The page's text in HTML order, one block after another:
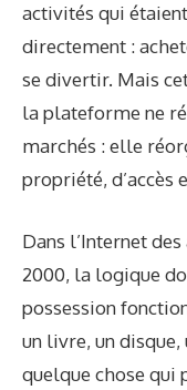
activités qui
directement :
se divertir. Mais
la plateforme ne
marchés : elle
propriété, d’accès
Dans l’Internet
2000, la logique
possession
un livre, un
quelque chose qui